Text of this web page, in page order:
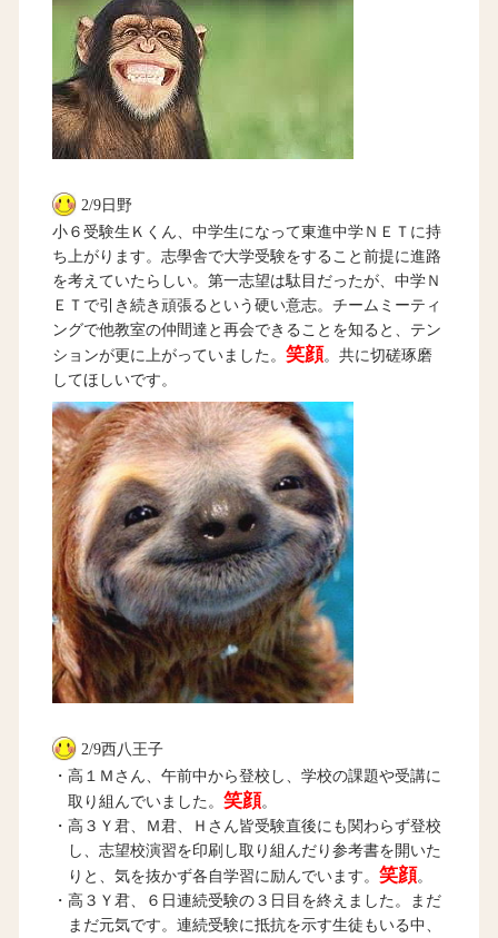
2/9日野
小６受験生Ｋくん、中学生になって東進中学ＮＥＴに持
ち上がります。志學舎で大学受験をすること前提に進路
を考えていたらしい。第一志望は駄目だったが、中学Ｎ
ＥＴで引き続き頑張るという硬い意志。チームミーティ
ングで他教室の仲間達と再会できることを知ると、テン
ションが更に上がっていました。 笑顔。共に切磋琢磨
してほしいです。
2/9西八王子
・高１Ｍさん、午前中から登校し、学校の課題や受講に
取り組んでいました。 笑顔。
・高３Ｙ君、Ｍ君、Ｈさん皆受験直後にも関わらず登校
し、志望校演習を印刷し取り組んだり参考書を開いた
りと、気を抜かず各自学習に励んでいます。 笑顔。
・高３Ｙ君、６日連続受験の３日目を終えました。まだ
まだ元気です。連続受験に抵抗を示す生徒もいる中、